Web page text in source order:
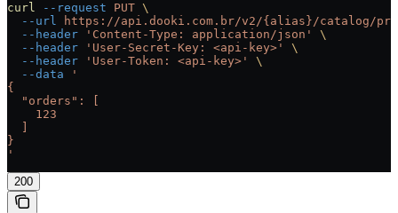
curl --request PUT \
  --url
https://api.dooki.com.br/v2/{alias}/catalog/
  --header
'Content-Type: application/json'
\
  --header
'User-Secret-Key: <api-key>'
\
  --header
'User-Token: <api-key>'
\
  --data
'
{
  "orders": [
    123
}
'
200